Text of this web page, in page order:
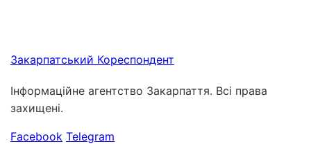
Закарпатський Кореспондент
Інформаційне агентство Закарпаття. Всі права
захищені.
Facebook Telegram